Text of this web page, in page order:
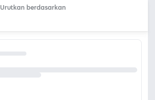
Urutkan berdasarkan